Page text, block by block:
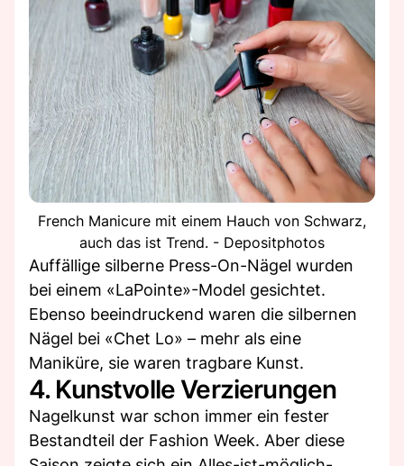
French Manicure mit einem Hauch von Schwarz,
auch das ist Trend. - Depositphotos
Auffällige silberne Press-On-Nägel wurden
bei einem «LaPointe»-Model gesichtet.
Ebenso beeindruckend waren die silbernen
Nägel bei «Chet Lo» – mehr als eine
Maniküre, sie waren tragbare Kunst.
4. Kunstvolle Verzierungen
Nagelkunst war schon immer ein fester
Bestandteil der Fashion Week. Aber diese